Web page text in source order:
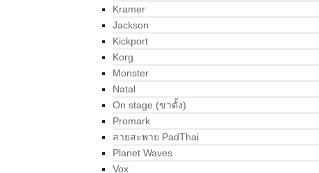
Kramer
Jackson
Kickport
Korg
Monster
Natal
On stage (ขาตั้ง)
Promark
สายสะพาย PadThai
Planet Waves
Vox